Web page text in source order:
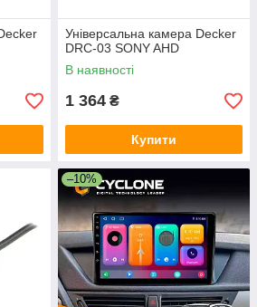
Універсальна камера Decker
DRC-03 SONY AHD
В наявності
1 364 ₴
Купити
–10%